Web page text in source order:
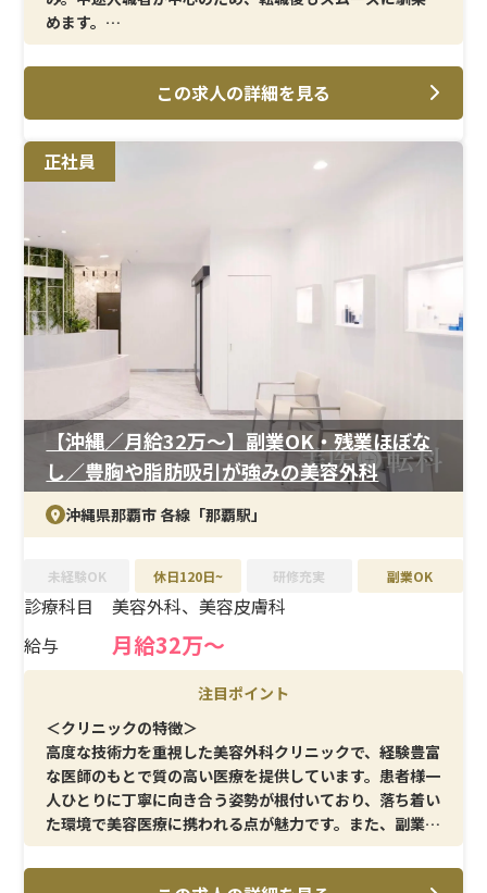
めます。
＜メイン施術＞
AGA治療・美容皮膚科を中心とした看護業務全般。採血
や点滴など、これまでの臨床経験を活かしながら専門分野
に携われます。
＜研修制度＞
て、業務内容を一つずつ丁寧に習得できます。
＜待遇＞
月給33万円以上、年間休日125日。結婚・出産祝金は第一
子30万円、第二子40万円。育休取得率は女性100％、男
性33％と、長期的に働きやすい制度が整っています。
この求人の詳細を見る
正社員
【沖縄／月給32万〜】副業OK・残業ほぼな
し／豊胸や脂肪吸引が強みの美容外科
沖縄県那覇市 各線「那覇駅」
未経験OK 休日120日~ 研修充実 副業OK
診療科目
美容外科、美容皮膚科
給与
月給32万〜
注目ポイント
＜クリニックの特徴＞
高度な技術力を重視した美容外科クリニックで、経験豊富
な医師のもとで質の高い医療を提供しています。患者様一
人ひとりに丁寧に向き合う姿勢が根付いており、落ち着い
た環境で美容医療に携われる点が魅力です。また、副業
OK・残業ほぼなしと、柔軟な働き方が叶うため、プライ
ベートとの両立もしやすい職場です。